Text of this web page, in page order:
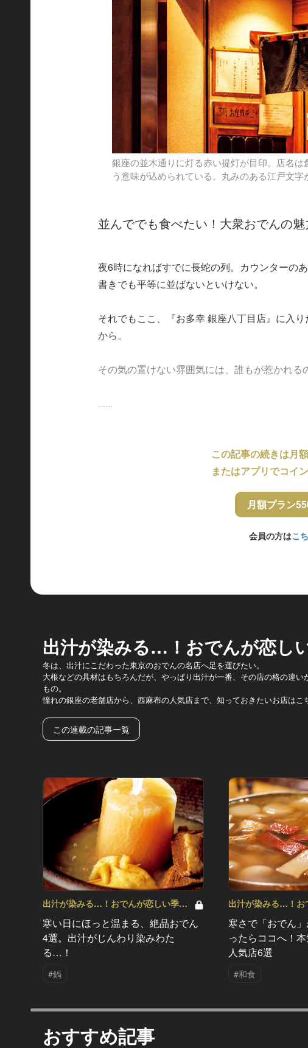
銀座の並木通りに灯る赤い提灯が目印。店名
う意味が込められている。丸みのある江戸文
並んででも食べたい！大衆おでんの魅
夜6時になればすでに長蛇の列。カウンターの
書きでも平等に並ばないといけない。
それでもここ、『お多幸 銀座八丁目店』に入
から。
その気の置けない雰囲気には、誰もが惹かれる
......
この記事の続きは月
またはアプリでコイ
月額プラン
会員の方はこ
出汁が染みる…！おでんが恋し
冬は、出汁にこだわった東京のおでんの名店へ足を運びたい。
大根などの具材はもちろんだが、やっぱり出汁が一番、その店の格の違い
もの。
憧れの銀座の老舗店から、西麻布の人気店まで、知っておきたいお店はこ
この連載の記事一覧
出汁が染みる…！おでんが恋しい季節
Vol.5
寒い日にほっと温まる、絶品おでん
4選。出汁がじんわり染みわた
る…！
#鍋
出汁が染みる…！お
Vol.2
寒さで「おでん
ったらココへ！
人気店6選
#和食
おすすめ記事